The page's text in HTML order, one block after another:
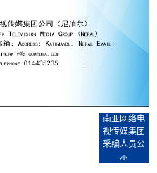
南亚网络电
视传媒集团
采编人员公
示